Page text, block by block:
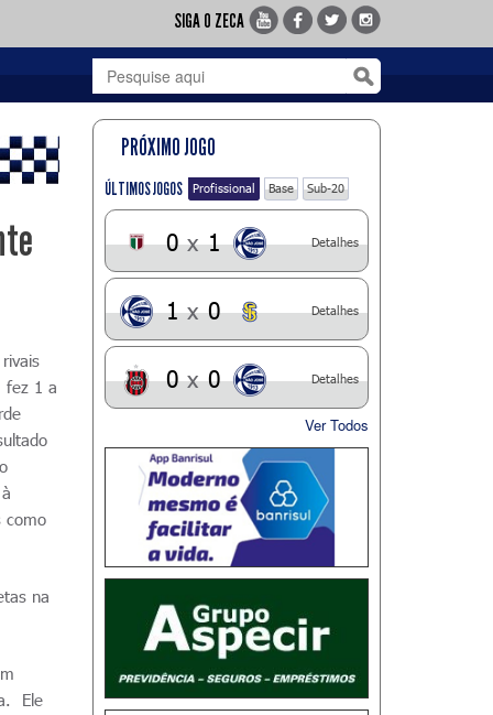
SIGA O ZECA
fez 1 a
como
na
Ele
PRÓXIMO JOGO
ÚLTIMOS JOGOS Profissional Base Sub-20
0 x 1 Detalhes
1 x 0 Detalhes
0 x 0 Detalhes
Ver Todos